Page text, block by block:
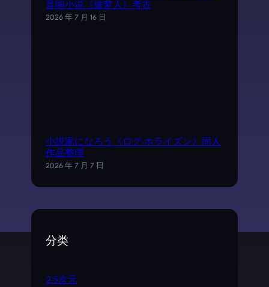
音响小说《旅梦人》考古
2026 年 7 月 16 日
小説家になろう《ログ·ホライズン》同人
作品整理
2026 年 7 月 7 日
分类
2.5次元